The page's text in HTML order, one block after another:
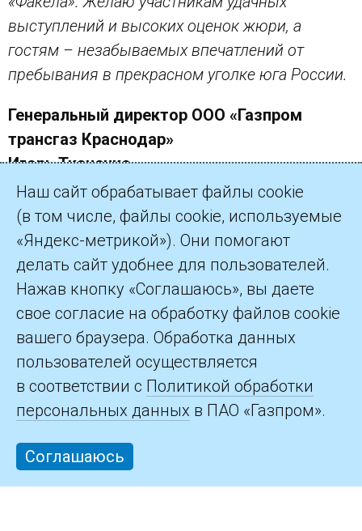
выступлений и высоких оценок жюри, а
гостям – незабываемых впечатлений от
пребывания в прекрасном уголке юга России.
Генеральный директор ООО «Газпром
трансгаз Краснодар»
Игорь Ткаченко
©2026 ПАО «Газпром»
Контакты
Наш сайт обрабатывает файлы cookie
(в том числе, файлы cookie, используемые
«Яндекс-метрикой»). Они помогают
делать сайт удобнее для пользователей.
Нажав кнопку «Соглашаюсь», вы даете
свое согласие на обработку файлов cookie
вашего браузера. Обработка данных
пользователей осуществляется
в соответствии с Политикой обработки
персональных данных в ПАО «Газпром».
Соглашаюсь